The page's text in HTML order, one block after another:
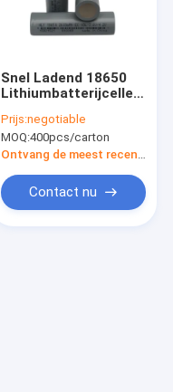
Snel Ladend 18650
Lithiumbatterijcellen
Batterij 2600mah
Prijs:negotiable
MOQ:400pcs/carton
Contact nu